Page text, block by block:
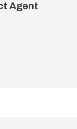
Agent